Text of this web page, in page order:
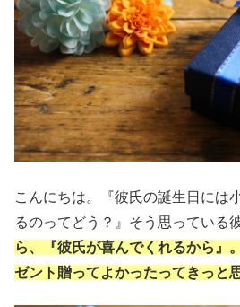
こんにちは。『彼氏の誕生日には
るのってどう？』そう思っている
ら、『彼氏が喜んでくれるから』
ゼント贈ってよかったってきっと